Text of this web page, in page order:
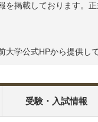
を掲載しております。
大学公式HPから提供し
受験・入試情報